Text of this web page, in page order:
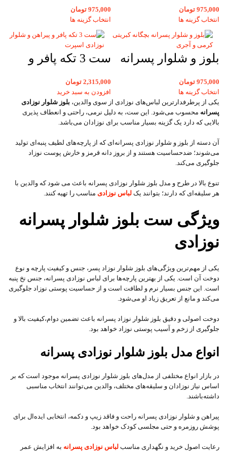
بیسکوئیتی اسنوپی
آبی و کرمی سایز
25، 30 و35
975,000 تومان
انتخاب گزینه ها
اسنوپی پیراهن کرم
و شلوار قهوه ای
سایز 25، 30 و35
975,000 تومان
انتخاب گزینه ها
بلوز و شلوار پسرانه
اسنوپی کرمی و
آجری
975,000 تومان
انتخاب گزینه ها
ست 3 تکه پافر و
نوزادی پسرانه
اسپرت
2,315,000 تومان
افزودن به سبد خرید
یکی از پرطرفدارترین لباس‌های نوزادی از سوی والدین، بلوز شلوار نوزادی
پسرانه محسوب می‌شود. این ست، به دلیل نرمی، راحتی و انعطاف پذیری
بالایی که دارد یک گزینه بسیار مناسب برای نوزادان می‌باشد.
آن دسته از بلوز و شلوار نوزادی پسرانه‌ای که از پارچه‌های لطیف پنبه‌ای تولید
می‌شوند؛ ضدحساسیت هستند و از بروز دانه قرمز و خارش پوست نوزاد
جلوگیری می‌کند.
تنوع بالا در طرح و مدل بلوز شلوار نوزادی پسرانه باعث می شود که والدین با
هر سلیقه‌ای که دارند؛ بتوانند یک لباس نوزادی مناسب را تهیه کنند.
ویژگی ست بلوز شلوار پسرانه
نوزادی
یکی از مهم‌ترین ویژگی‌های بلوز شلوار نوزاد پسر، جنس و کیفیت پارچه و نوع
دوخت آن است. یکی از بهترین پارچه‌ها برای لباس نوزادی پسرانه، جنس نخ پنبه
است. این جنس بسیار نرم و لطافت است و از حساسیت پوستی نوزاد جلوگیری
می‌کند و مانع از تعریق زیاد او می‌شود.
دوخت اصولی و دقیق بلوز شلوار نوزاد پسرانه باعث تضمین دوام،کیفیت بالا و
جلوگیری از زخم و آسیب پوستی نوزاد خواهد بود.
انواع مدل بلوز شلوار نوزادی پسرانه
در بازار انواع مختلفی از مدل‌های بلوز شلوار نوزادی پسرانه موجود است که بر
اساس نیاز نوزادان و سلیقه‌های مختلف، والدین می‌توانند انتخاب مناسبی
داشته‌باشند.
پیراهن و شلوار نوزادی پسرانه راحت و فاقد زیپ و دکمه، انتخابی ایده‌ال برای
پوشش روزمره و حتی مجلسی کودک خواهد بود.
رعایت اصول خرید و نگهداری مناسب لباس نوزادی پسرانه به افزایش عمر